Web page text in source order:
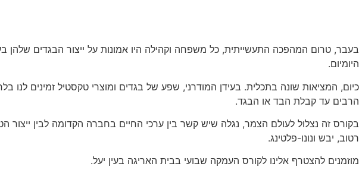
בעבר, טרום המהפכה התעשייתית, כל משפחה וקהילה היו אמונות על ייצור הבגדים שלהן
היומיום.
כיום, המציאות שונה בתכלית. בעידן המודרני, שפע של בגדים ומוצרי טקסטיל זמינים
הרבים עד קבלת הבד או הבגד.
בקורס זה נצלול לעולם הצמר, נגלה שיש קשר בין ערכי החיים בחברה הקדומה לבין ייצור
רטוב, יבש ונונו-פלטינג.
מוזמנים להצטרף אלינו לקורס העמקה שבועי בבית האריגה בעין יעל.